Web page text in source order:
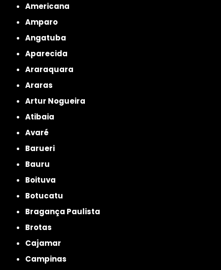
Americana
Amparo
Angatuba
Aparecida
Araraquara
Araras
Artur Nogueira
Atibaia
Avaré
Barueri
Bauru
Boituva
Botucatu
Bragança Paulista
Brotas
Cajamar
Campinas